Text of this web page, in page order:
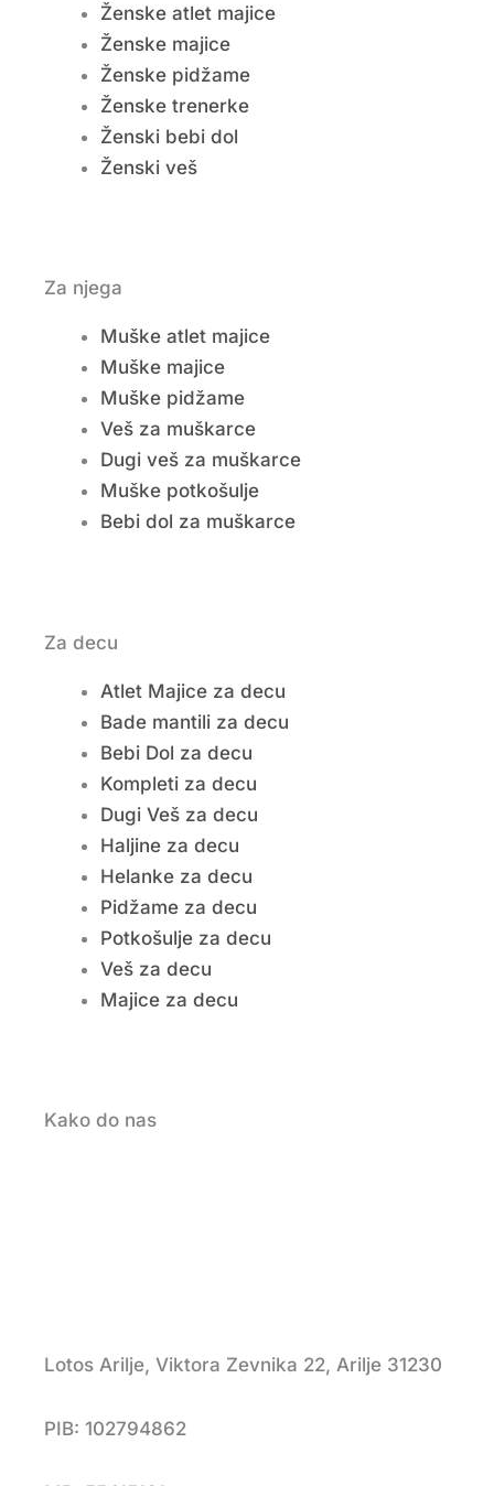
Ženske atlet majice
Ženske majice
Ženske pidžame
Ženske trenerke
Ženski bebi dol
Ženski veš
Za njega
Muške atlet majice
Muške majice
Muške pidžame
Veš za muškarce
Dugi veš za muškarce
Muške potkošulje
Bebi dol za muškarce
Za decu
Atlet Majice za decu
Bade mantili za decu
Bebi Dol za decu
Kompleti za decu
Dugi Veš za decu
Haljine za decu
Helanke za decu
Pidžame za decu
Potkošulje za decu
Veš za decu
Majice za decu
Kako do nas
Lotos Arilje, Viktora Zevnika 22, Arilje 31230
PIB: 102794862